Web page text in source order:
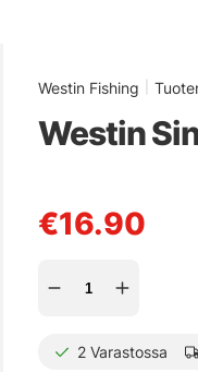
Westin Fishing
Westin
€16.90
2 Varastossa